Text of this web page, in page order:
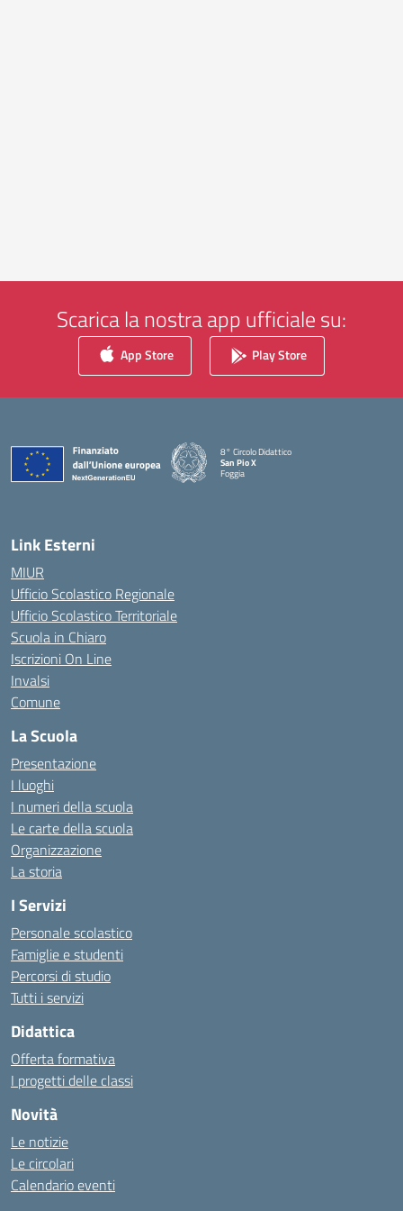
Scarica la nostra app ufficiale su:
App Store Play Store
8° Circolo Didattico
San Pio X
Foggia
— Visita la pagina iniziale della scuola
Link Esterni
MIUR
Ufficio Scolastico Regionale
Ufficio Scolastico Territoriale
Scuola in Chiaro
Iscrizioni On Line
Invalsi
Comune
La Scuola
Presentazione
I luoghi
I numeri della scuola
Le carte della scuola
Organizzazione
La storia
I Servizi
Personale scolastico
Famiglie e studenti
Percorsi di studio
Tutti i servizi
Didattica
Offerta formativa
I progetti delle classi
Novità
Le notizie
Le circolari
Calendario eventi